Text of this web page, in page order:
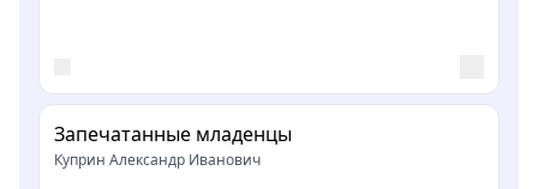
Запечатанные младенцы
Куприн Александр Иванович